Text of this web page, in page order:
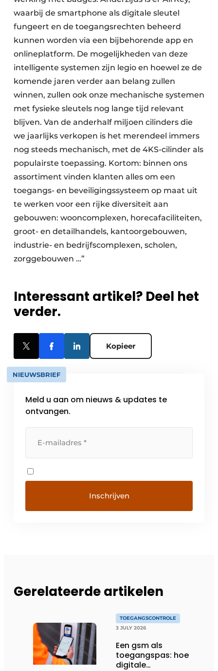
waarbij de smartphone als digitale sleutel
fungeert en de toegangsrechten beheerd
kunnen worden via een bijbehorende app en
onlineplatform. De mogelijkheden van deze
intelligente systemen zijn legio en hoewel ze de
komende jaren verder aan belang zullen
winnen, zullen ook onze mechanische systemen
met fysieke sleutels nog lange tijd relevant
blijven. Van de anderhalf miljoen cilinders die
we jaarlijks verkopen is het merendeel immers
nog steeds mechanisch, met de 4KS-cilinder als
populairste toepassing. Kortom: binnen ons
assortiment vinden klanten alles om een
toegangs- en beveiligingssysteem op maat uit
te werken voor een rijke diversiteit aan
gebouwen: wooncomplexen, horecafaciliteiten,
groot- en detailhandels, kantoorgebouwen,
industrie- en bedrijfscomplexen, scholen,
zorggebouwen …”
Interessant artikel? Deel het
verder.
Kopieer
NIEUWSBRIEF
Meld u aan om nieuws & updates te
ontvangen.
Gerelateerde artikelen
TOEGANGSCONTROLE
3 JULY 2026
Een gsm als
toegangspas: hoe
digitale